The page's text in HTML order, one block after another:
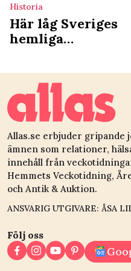
Historia
Här låg Sveriges
hemliga
höll fångar på
obestämd tid
Allas.se erbjuder
ämnen som relationer,
innehåll från
Hemmets Veckotidning,
och Antik & Auktion.
ANSVARIG UTGIVARE: ÅSA
Följ oss